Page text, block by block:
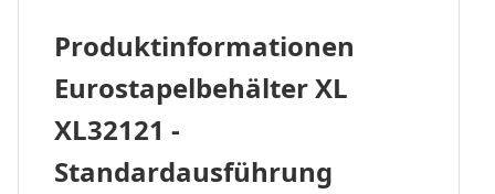
Produktinformationen
Eurostapelbehälter XL
XL32121 -
Standardausführung